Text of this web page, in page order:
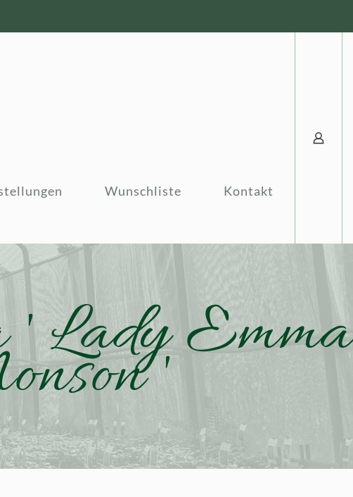
Wunschliste Kontakt
Lady Emma
'